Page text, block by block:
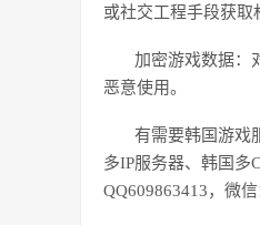
或社交工程手段获取
加密游戏数据：
恶意使用。
有需要韩国游戏
多IP服务器、韩国多
QQ609863413，微